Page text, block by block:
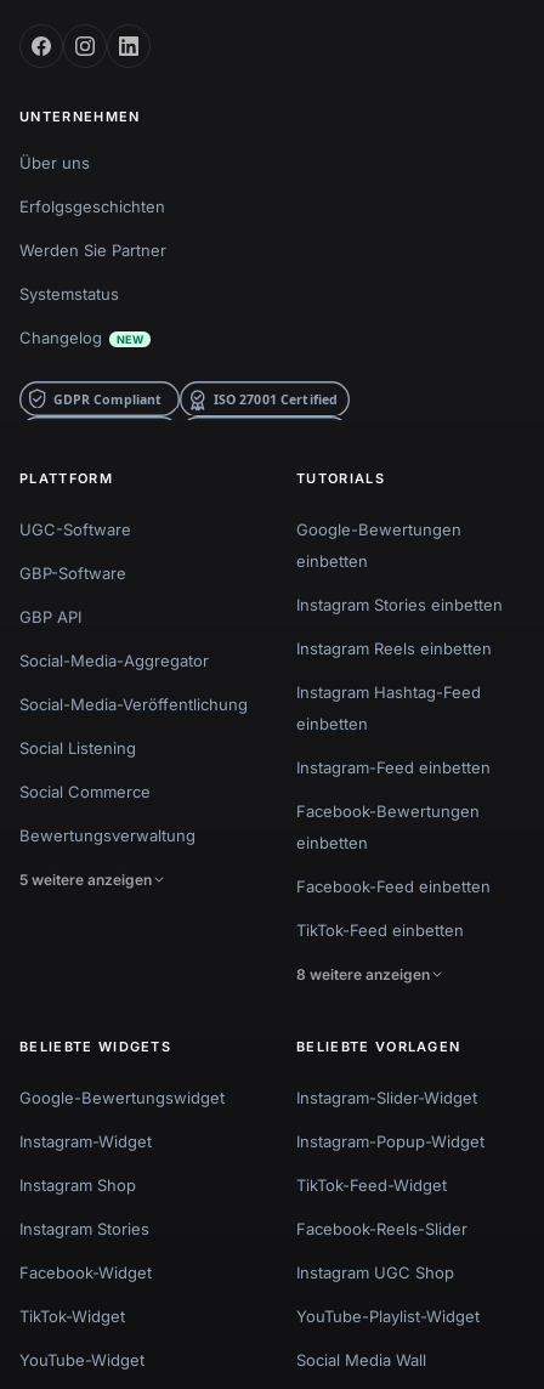
UNTERNEHMEN
Über uns
Erfolgsgeschichten
Werden Sie Partner
Systemstatus
Changelog NEW
PLATTFORM
UGC-Software
GBP-Software
GBP API
Social-Media-Aggregator
Social-Media-Veröffentlichung
Social Listening
Social Commerce
Bewertungsverwaltung
5 weitere anzeigen
TUTORIALS
Google-Bewertungen
einbetten
Instagram Stories einbetten
Instagram Reels einbetten
Instagram Hashtag-Feed
einbetten
Instagram-Feed einbetten
Facebook-Bewertungen
einbetten
Facebook-Feed einbetten
TikTok-Feed einbetten
8 weitere anzeigen
BELIEBTE WIDGETS
Google-Bewertungswidget
Instagram-Widget
Instagram Shop
Instagram Stories
Facebook-Widget
TikTok-Widget
YouTube-Widget
BELIEBTE VORLAGEN
Instagram-Slider-Widget
Instagram-Popup-Widget
TikTok-Feed-Widget
Facebook-Reels-Slider
Instagram UGC Shop
YouTube-Playlist-Widget
Social Media Wall